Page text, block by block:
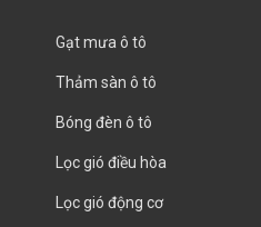
Gạt mưa ô tô
Thảm sàn ô tô
Bóng đèn ô tô
Lọc gió điều hòa
Lọc gió động cơ